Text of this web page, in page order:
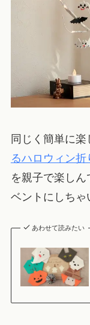
同じく簡単に楽
るハロウィン折
を親子で楽し
ベントにしちゃ
あわせて読みたい